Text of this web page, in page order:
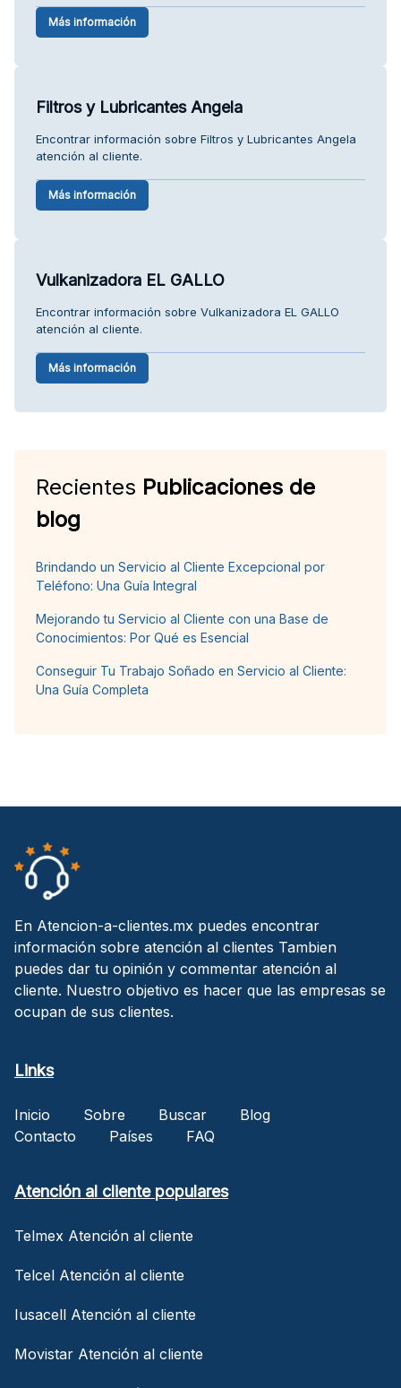
Más información
Filtros y Lubricantes Angela
Encontrar información sobre Filtros y Lubricantes Angela
atención al cliente.
Más información
Vulkanizadora EL GALLO
Encontrar información sobre Vulkanizadora EL GALLO
atención al cliente.
Más información
Recientes Publicaciones de
blog
Brindando un Servicio al Cliente Excepcional por
Teléfono: Una Guía Integral
Mejorando tu Servicio al Cliente con una Base de
Conocimientos: Por Qué es Esencial
Conseguir Tu Trabajo Soñado en Servicio al Cliente:
Una Guía Completa
En Atencion-a-clientes.mx puedes encontrar
información sobre atención al clientes Tambien
puedes dar tu opinión y commentar atención al
cliente. Nuestro objetivo es hacer que las empresas se
ocupan de sus clientes.
Links
Inicio Sobre Buscar
Blog
Contacto
Países FAQ
Atención al cliente populares
Telmex Atención al cliente
Telcel Atención al cliente
Iusacell Atención al cliente
Movistar Atención al cliente